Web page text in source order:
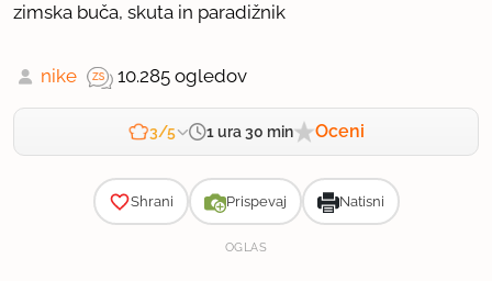
zimska buča, skuta in paradižnik
nike 10.285 ogledov
3/5 1 ura 30 min Oceni
Shrani Prispevaj Natisni
OGLAS